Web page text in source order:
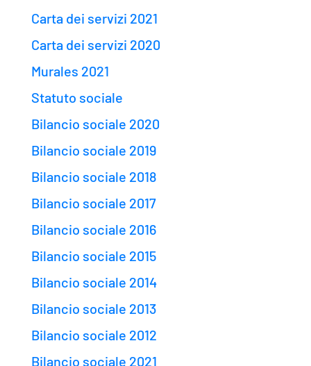
Carta dei servizi 2021
Carta dei servizi 2020
Murales 2021
Statuto sociale
Bilancio sociale 2020
Bilancio sociale 2019
Bilancio sociale 2018
Bilancio sociale 2017
Bilancio sociale 2016
Bilancio sociale 2015
Bilancio sociale 2014
Bilancio sociale 2013
Bilancio sociale 2012
Bilancio sociale 2021